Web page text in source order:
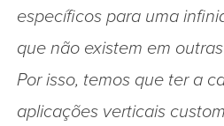
específicos para uma
que não existem em
Por isso, temos que ter a
aplicações verticais